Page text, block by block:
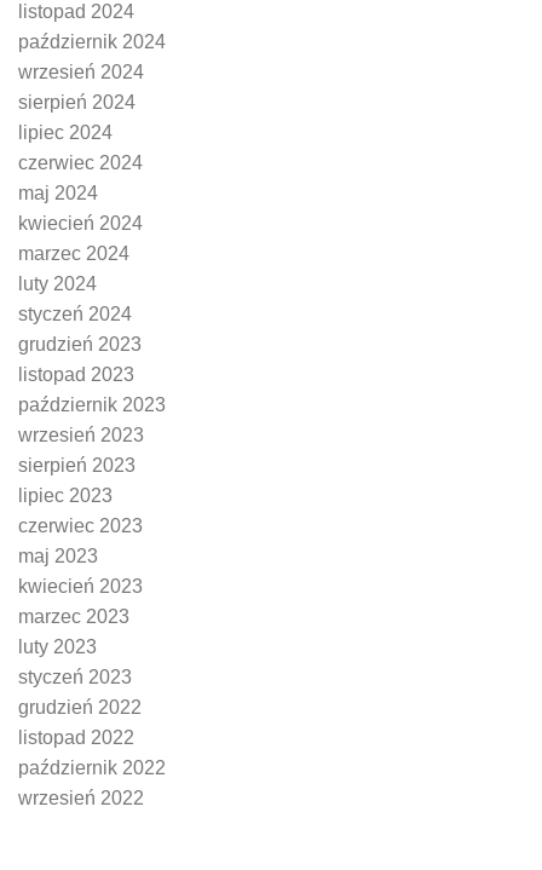
listopad 2024
październik 2024
wrzesień 2024
sierpień 2024
lipiec 2024
czerwiec 2024
maj 2024
kwiecień 2024
marzec 2024
luty 2024
styczeń 2024
grudzień 2023
listopad 2023
październik 2023
wrzesień 2023
sierpień 2023
lipiec 2023
czerwiec 2023
maj 2023
kwiecień 2023
marzec 2023
luty 2023
styczeń 2023
grudzień 2022
listopad 2022
październik 2022
wrzesień 2022